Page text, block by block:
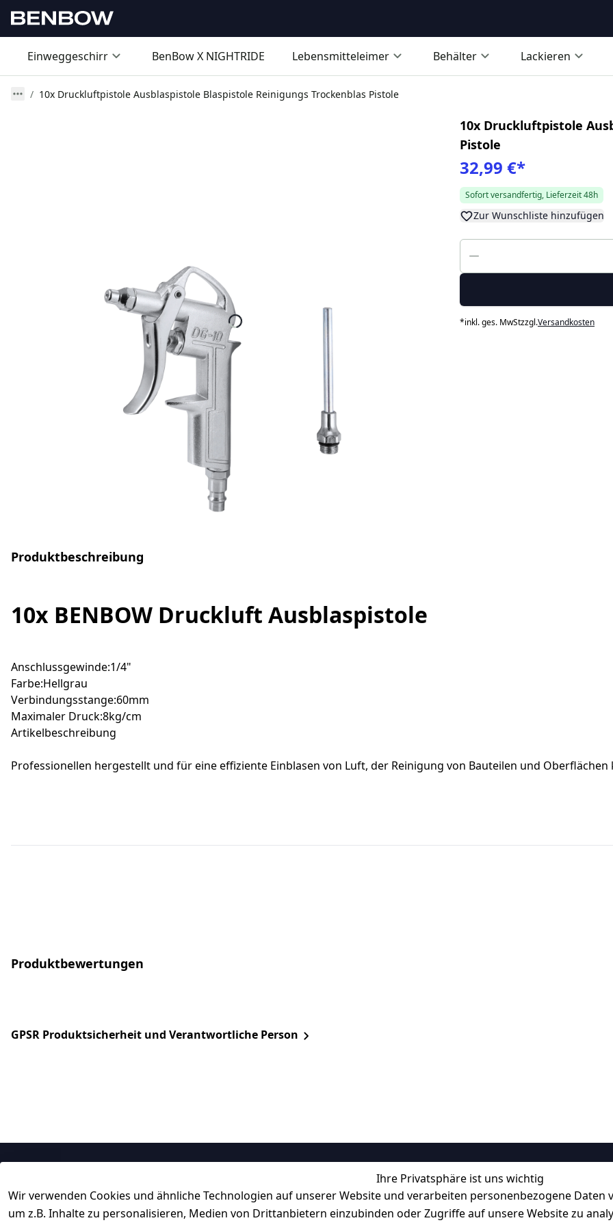
Einweggeschirr BenBow X NIGHTRIDE Lebensmitteleimer Behälter Lackieren
10x Druckluftpistole Ausblaspistole Blaspistole Reinigungs Trockenblas Pistole
10x Druckluftpistole
Pistole
32,99 €*
Sofort versandfertig, Lieferzeit 48h
Zur Wunschliste hinzufügen
*inkl. ges. MwStzzgl.Versandkosten
Produktbeschreibung
10x BENBOW Druckluft Ausblaspistole
Anschlussgewinde:1/4"
Farbe:Hellgrau
Verbindungsstange:60mm
Maximaler Druck:8kg/cm
Artikelbeschreibung
Professionellen hergestellt und für eine effiziente Einblasen von Luft, der Reinigung von Bauteilen und
Produktbewertungen
GPSR Produktsicherheit und Verantwortliche Person
Ihre Privatsphäre ist uns wichtig
Wir verwenden Cookies und ähnliche Technologien auf unserer Website und verarbeiten personenbezogene Daten
um z.B. Inhalte zu personalisieren, Medien von Drittanbietern einzubinden oder Zugriffe auf unsere Website zu
Kontakt
Informationen
Retourenlager:
Eichenallee 3,
Kabelsketal